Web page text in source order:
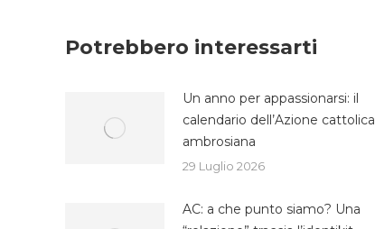
Potrebbero interessarti
Un anno per appassionarsi: il
calendario dell’Azione cattolica
ambrosiana
29 Luglio 2026
AC: a che punto siamo? Una